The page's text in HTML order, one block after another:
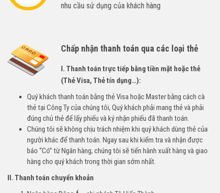
nhu cầu sử dụng của khách hàng
Chấp nhận thanh toán qua các loại thẻ
I. Thanh toán trực tiếp bằng tiền mặt hoặc thẻ
(Thẻ Visa, Thẻ tín dụng…):
Quý khách thanh toán bằng thẻ Visa hoặc Master bằng cách cà
thẻ tại Công Ty của chúng tôi, Quý khách phải mang thẻ và phải
đúng chủ thẻ để lấy phiếu và ký nhận phiếu đã thanh toán.
Chúng tôi sẽ không chịu trách nhiệm khi quý khách dùng thẻ của
người khác để thanh toán. Ngay sau khi kiểm tra và nhận được
báo “Có” từ Ngân hàng, chúng tôi sẽ tiến hành xuất hàng và giao
hàng cho quý khách trong thời gian sớm nhất.
II. Thanh toán chuyển khoản